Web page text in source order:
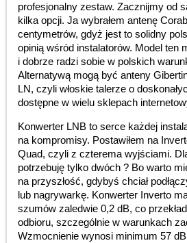
profesjonalny zestaw. Zacznijmy od
kilka opcji. Ja wybrałem antenę
centymetrów, gdyż jest to solidny
opinią wśród instalatorów. Model ten
i dobrze radzi sobie w polskich
Alternatywą mogą być anteny
LN, czyli włoskie talerze o
dostępne w wielu sklepach
Konwerter LNB to serce każdej
na kompromisy. Postawiłem na
Quad, czyli z czterema wyjściami.
potrzebuję tylko dwóch ? Bo warto
na przyszłość, gdybyś chciał
lub nagrywarkę. Konwerter Inverto
szumów zaledwie 0,2 dB, co
odbioru, szczególnie w warunkach
Wzmocnienie wynosi minimum 57